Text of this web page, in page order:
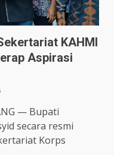
KAHMI
Aspirasi
— ‎Bupati
secara resmi
Korps